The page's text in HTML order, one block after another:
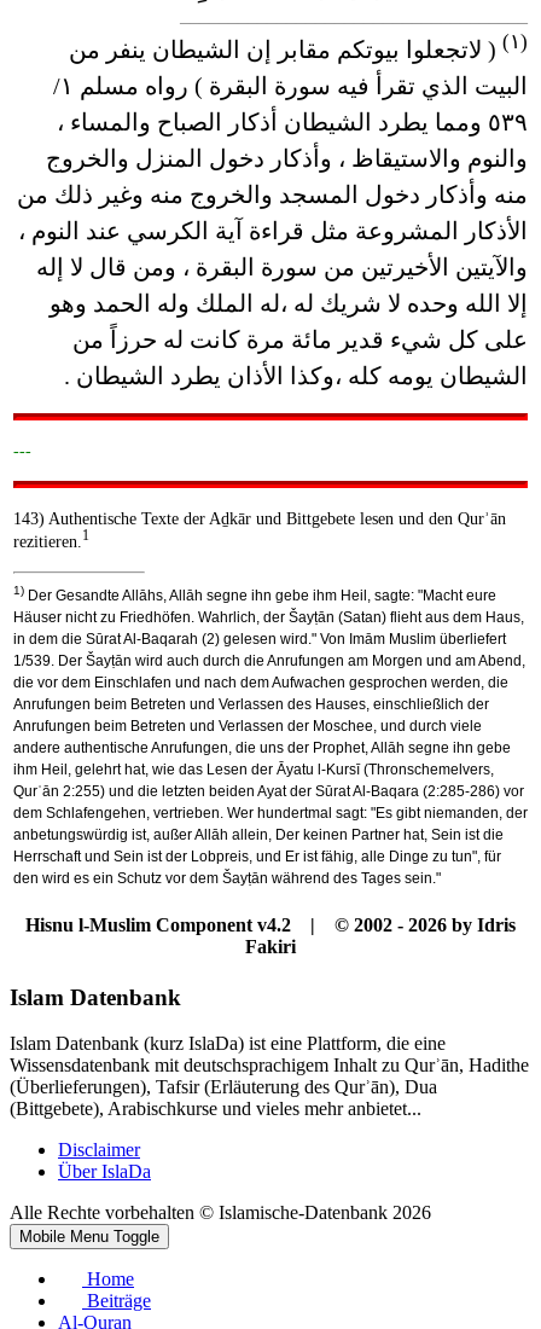
(١)
( لاتجعلوا بيوتكم مقابر إن الشيطان ينفر من
البيت الذي تقرأ فيه سورة البقرة ) رواه مسلم ١/
٥٣٩ ومما يطرد الشيطان أذكار الصباح والمساء ،
والنوم والاستيقاظ ، وأذكار دخول المنزل والخروج
منه وأذكار دخول المسجد والخروج منه وغير ذلك من
الأذكار المشروعة مثل قراءة آية الكرسي عند النوم ،
والآيتين الأخيرتين من سورة البقرة ، ومن قال لا إله
إلا الله وحده لا شريك له ،له الملك وله الحمد وهو
على كل شيء قدير مائة مرة كانت له حرزاً من
الشيطان يومه كله ،وكذا الأذان يطرد الشيطان .
---
143) Authentische Texte der Aḏkār und Bittgebete lesen und den Qurʾān
rezitieren.1
1) Der Gesandte Allāhs, Allāh segne ihn gebe ihm Heil, sagte: "Macht eure
Häuser nicht zu Friedhöfen. Wahrlich, der Šayṭān (Satan) flieht aus dem Haus,
in dem die Sūrat Al-Baqarah (2) gelesen wird." Von Imām Muslim überliefert
1/539. Der Šayṭān wird auch durch die Anrufungen am Morgen und am Abend,
die vor dem Einschlafen und nach dem Aufwachen gesprochen werden, die
Anrufungen beim Betreten und Verlassen des Hauses, einschließlich der
Anrufungen beim Betreten und Verlassen der Moschee, und durch viele
andere authentische Anrufungen, die uns der Prophet, Allāh segne ihn gebe
ihm Heil, gelehrt hat, wie das Lesen der Āyatu l-Kursī (Thronschemelvers,
Qurʾān 2:255) und die letzten beiden Ayat der Sūrat Al-Baqara (2:285-286) vor
dem Schlafengehen, vertrieben. Wer hundertmal sagt: "Es gibt niemanden, der
anbetungswürdig ist, außer Allāh allein, Der keinen Partner hat, Sein ist die
Herrschaft und Sein ist der Lobpreis, und Er ist fähig, alle Dinge zu tun", für
den wird es ein Schutz vor dem Šayṭān während des Tages sein."
Hisnu l-Muslim Component v4.2 | © 2002 - 2026 by Idris
Fakiri
Islam Datenbank
Islam Datenbank (kurz IslaDa) ist eine Plattform, die eine
Wissensdatenbank mit deutschsprachigem Inhalt zu Qurʾān, Hadithe
(Überlieferungen), Tafsir (Erläuterung des Qurʾān), Dua
(Bittgebete), Arabischkurse und vieles mehr anbietet...
Disclaimer
Über IslaDa
Alle Rechte vorbehalten © Islamische-Datenbank 2026
Mobile Menu Toggle
Home
Beiträge
Al-Quran